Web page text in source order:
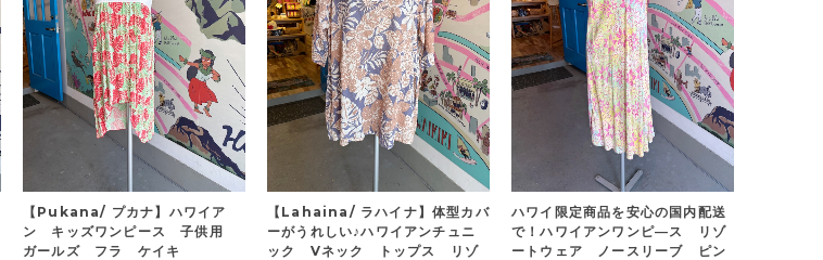
【Pukana/ プカナ】ハワイア
ン キッズワンピース 子供用
ガールズ フラ ケイキ
【Lahaina/ ラハイナ】体型カバ
ーがうれしい♪ハワイアンチュニ
ック Vネック トップス リゾ
ハワイ限定商品を安心の国内配送
で！ハワイアンワンピ―ス リゾ
ートウェア ノースリーブ ピン